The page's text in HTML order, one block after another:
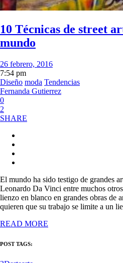
10 Técnicas de street
mundo
26 febrero, 2016
7:54 pm
Diseño moda Tendencias
Fernanda Gutierrez
0
2
SHARE
El mundo ha sido testigo de grandes
Leonardo Da Vinci entre muchos
lienzo en blanco en grandes obras de
quieren que su trabajo se limite a un
READ MORE
POST TAGS: